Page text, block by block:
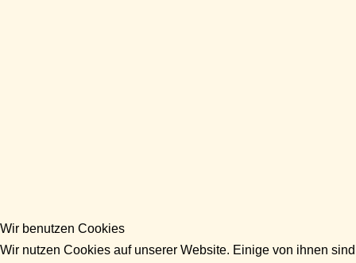
Wir benutzen Cookies
Wir nutzen Cookies auf unserer Website. Einige von ihnen sind